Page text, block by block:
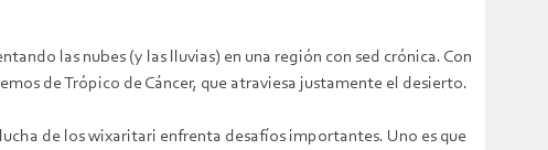
las nubes (y las lluvias) en una región con sed crónica. Con
de Trópico de Cáncer, que atraviesa justamente el desierto.
de los wixaritari enfrenta desafíos importantes. Uno es que